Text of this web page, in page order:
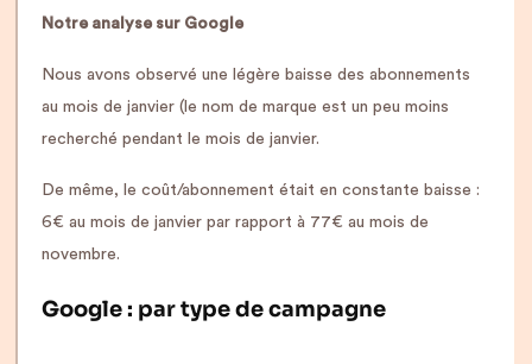
Notre analyse sur Google
Nous avons observé une légère baisse des abonnements
au mois de janvier (le nom de marque est un peu moins
recherché pendant le mois de janvier.
De même, le coût/abonnement était en constante baisse :
6€ au mois de janvier par rapport à 77€ au mois de
novembre.
Google : par type de campagne